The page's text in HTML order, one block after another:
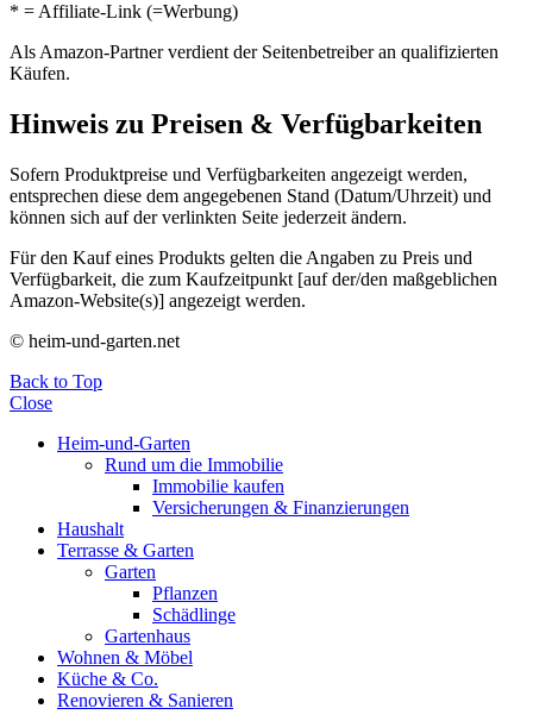
* = Affiliate-Link (=Werbung)
Als Amazon-Partner verdient der Seitenbetreiber an qualifizierten
Käufen.
Hinweis zu Preisen & Verfügbarkeiten
Sofern Produktpreise und Verfügbarkeiten angezeigt werden,
entsprechen diese dem angegebenen Stand (Datum/Uhrzeit) und
können sich auf der verlinkten Seite jederzeit ändern.
Für den Kauf eines Produkts gelten die Angaben zu Preis und
Verfügbarkeit, die zum Kaufzeitpunkt [auf der/den maßgeblichen
Amazon-Website(s)] angezeigt werden.
© heim-und-garten.net
Back to Top
Close
Heim-und-Garten
Rund um die Immobilie
Immobilie kaufen
Versicherungen & Finanzierungen
Haushalt
Terrasse & Garten
Garten
Pflanzen
Schädlinge
Gartenhaus
Wohnen & Möbel
Küche & Co.
Renovieren & Sanieren